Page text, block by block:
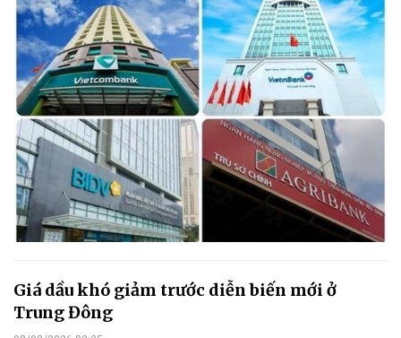
Giá dầu khó giảm trước diễn biến mới ở
Trung Đông